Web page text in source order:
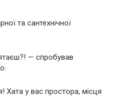
та сантехнічної
— спробував
Хата у вас простора, місця